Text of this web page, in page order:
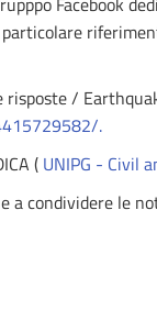
/
.
( UNIPG - Civil
condividere le